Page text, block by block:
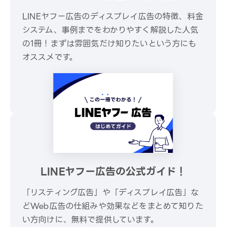
LINEヤフー広告のディスプレイ広告の特徴、料金
システム、事例までをわかりやすく解説した人気
の1冊！まずは雰囲気だけ知りたいという方にも
オススメです。
\ 30秒でかんたんダウンロード /
無料でダウンロードする
LINEヤフー広告の公式ガイド！
「リスティング広告」や「ディスプレイ広告」な
どWeb広告の仕組みや効果などをまとめて知りた
い方向けに、無料で提供しています。